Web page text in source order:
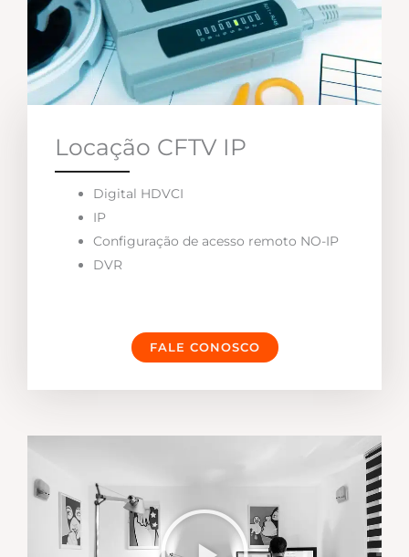
Locação CFTV IP
Digital HDVCI
IP
Configuração de acesso remoto NO-IP
DVR
FALE CONOSCO